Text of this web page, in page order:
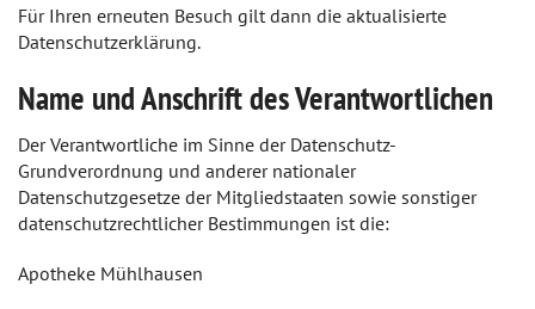
Für Ihren erneuten Besuch gilt dann die aktualisierte
Datenschutzerklärung.
Name und Anschrift des Verantwortlichen
Der Verantwortliche im Sinne der Datenschutz-
Grundverordnung und anderer nationaler
Datenschutzgesetze der Mitgliedstaaten sowie sonstiger
datenschutzrechtlicher Bestimmungen ist die:
Apotheke Mühlhausen